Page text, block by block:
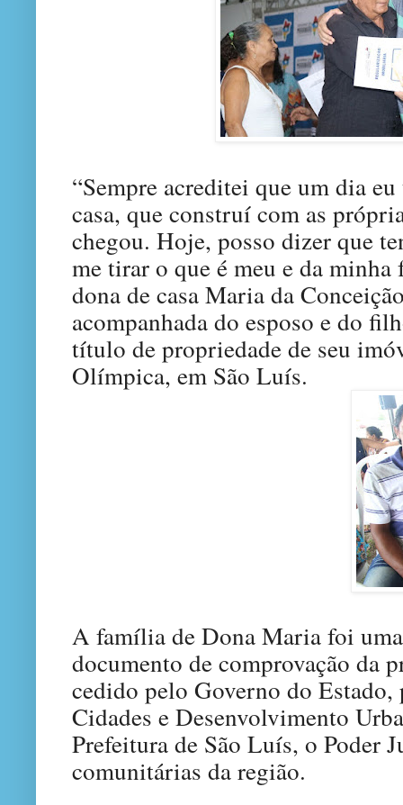
“Sempre acreditei que um dia
casa, que construí com as
chegou. Hoje, posso dizer que
me tirar o que é meu e da
dona de casa Maria da
acompanhada do esposo e do
título de propriedade de seu
Olímpica, em São Luís.
A família de Dona Maria foi
documento de comprovação da
cedido pelo Governo do Estado,
Cidades e Desenvolvimento
Prefeitura de São Luís, o Poder
comunitárias da região.